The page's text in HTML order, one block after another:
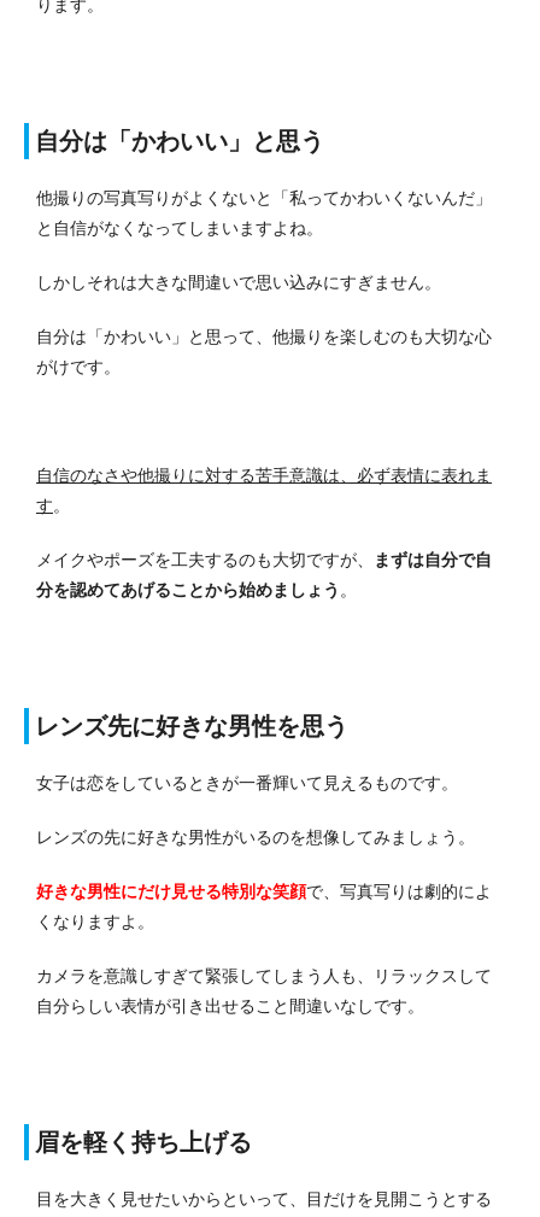
ります。
自分は「かわいい」と思う
他撮りの写真写りがよくないと「私ってかわいくないんだ」
と自信がなくなってしまいますよね。
しかしそれは大きな間違いで思い込みにすぎません。
自分は「かわいい」と思って、他撮りを楽しむのも大切な心
がけです。
自信のなさや他撮りに対する苦手意識は、必ず表情に表れま
す。
メイクやポーズを工夫するのも大切ですが、
まずは自分で自
分を認めてあげることから始めましょう 。
レンズ先に好きな男性を思う
女子は恋をしているときが一番輝いて見えるものです。
レンズの先に好きな男性がいるのを想像してみましょう。
好きな男性にだけ見せる特別な笑顔で、写真写りは劇的によ
くなりますよ。
カメラを意識しすぎて緊張してしまう人も、リラックスして
自分らしい表情が引き出せること間違いなしです。
眉を軽く持ち上げる
目を大きく見せたいからといって、目だけを見開こうとする